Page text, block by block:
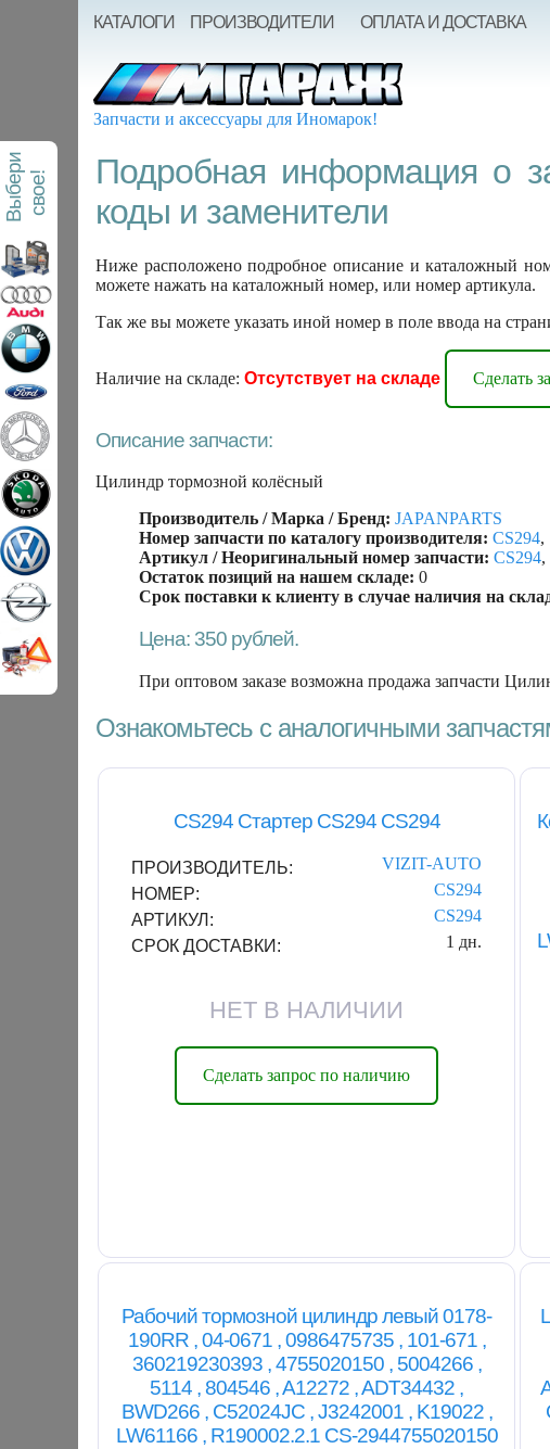
В
ы
б
е
р
и
с
в
о
е!
КАТАЛОГИ ПРОИЗВОДИТЕЛИ ОПЛАТА И ДОСТАВКА
Запчасти и аксессуары для Иномарок!
Подробная информация о
коды и заменители
Ниже расположено подробное описание и каталожный
можете нажать на каталожный номер, или номер артикула.
Так же вы можете указать иной номер в поле ввода на
Наличие на складе: Отсутствует на складе Сделать
Описание запчасти:
Цилиндр тормозной колёсный
Производитель / Марка / Бренд: JAPANPARTS
Номер запчасти по каталогу производителя: CS294,
Артикул / Неоригинальный номер запчасти: CS294,
Остаток позиций на нашем складе: 0
Срок поставки к клиенту в случае наличия на
Цена: 350 рублей.
При оптовом заказе возможна продажа запчасти
Ознакомьтесь с аналогичными
CS294 Стартер CS294 CS294
ПРОИЗВОДИТЕЛЬ:
VIZIT-AUTO
НОМЕР:
CS294
АРТИКУЛ:
CS294
СРОК ДОСТАВКИ:
1 дн.
НЕТ В НАЛИЧИИ
Сделать запрос по наличию
Рабочий тормозной цилиндр левый 0178-
190RR , 04-0671 , 0986475735 , 101-671 ,
360219230393 , 4755020150 , 5004266 ,
5114 , 804546 , A12272 , ADT34432 ,
BWD266 , C52024JC , J3242001 , K19022 ,
LW61166 , R190002.2.1 CS-2944755020150